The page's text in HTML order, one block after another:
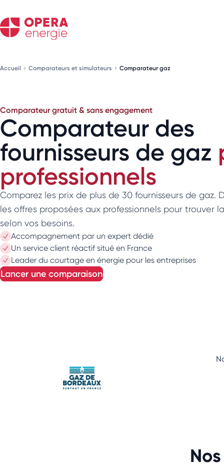
Accueil Comparateurs et simulateurs Comparateur gaz
Comparateur gratuit & sans engagement
Comparateur des
fournisseurs de gaz
professionnels
Comparez les prix de plus de 30 fournisseurs de gaz.
les offres proposées aux professionnels pour trouver
selon vos besoins.
Accompagnement par un expert dédié
Un service client réactif situé en France
Leader du courtage en énergie pour les entreprises
lancer une comparaison